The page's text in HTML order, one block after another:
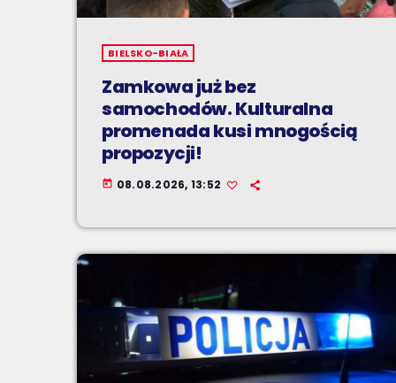
BIELSKO-BIAŁA
Zamkowa już bez
samochodów. Kulturalna
promenada kusi mnogością
propozycji!
today 08.08.2026, 13:52